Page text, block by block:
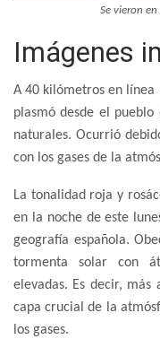
Se vieron
Imágenes
A 40 kilómetros en
plasmó desde el
naturales. Ocurrió
con los gases de la
La tonalidad roja y
en la noche de este
geografía española.
tormenta solar con
elevadas. Es decir,
capa crucial de la
los gases.